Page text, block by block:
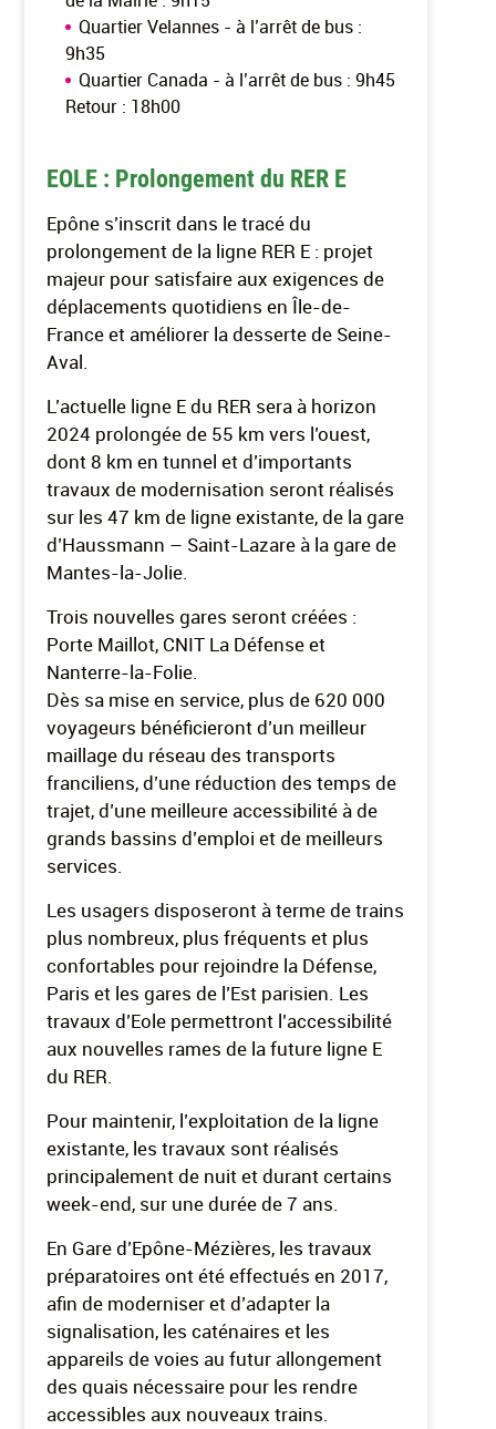
Quartier Velannes - à l’arrêt de bus :
9h35
Quartier Canada - à l’arrêt de bus : 9h45
Retour : 18h00
EOLE : Prolongement du RER E
Epône s’inscrit dans le tracé du
prolongement de la ligne RER E : projet
majeur pour satisfaire aux exigences de
déplacements quotidiens en Île-de-
France et améliorer la desserte de Seine-
Aval.
L’actuelle ligne E du RER sera à horizon
2024 prolongée de 55 km vers l’ouest,
dont 8 km en tunnel et d’importants
travaux de modernisation seront réalisés
sur les 47 km de ligne existante, de la gare
d’Haussmann – Saint-Lazare à la gare de
Mantes-la-Jolie.
Trois nouvelles gares seront créées :
Porte Maillot, CNIT La Défense et
Nanterre-la-Folie.
Dès sa mise en service, plus de 620 000
voyageurs bénéficieront d’un meilleur
maillage du réseau des transports
franciliens, d’une réduction des temps de
trajet, d’une meilleure accessibilité à de
grands bassins d’emploi et de meilleurs
services.
Les usagers disposeront à terme de trains
plus nombreux, plus fréquents et plus
confortables pour rejoindre la Défense,
Paris et les gares de l’Est parisien. Les
travaux d’Eole permettront l’accessibilité
aux nouvelles rames de la future ligne E
du RER.
Pour maintenir, l’exploitation de la ligne
existante, les travaux sont réalisés
principalement de nuit et durant certains
week-end, sur une durée de 7 ans.
En Gare d’Epône-Mézières, les travaux
préparatoires ont été effectués en 2017,
afin de moderniser et d’adapter la
signalisation, les caténaires et les
appareils de voies au futur allongement
des quais nécessaire pour les rendre
accessibles aux nouveaux trains.